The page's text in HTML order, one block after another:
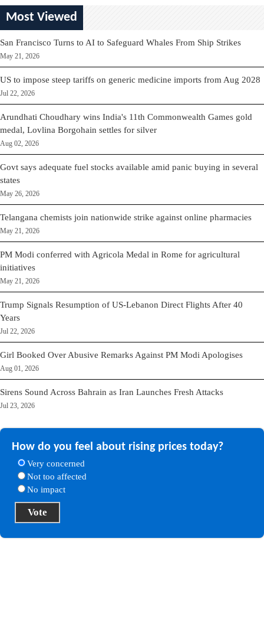
Most Viewed
San Francisco Turns to AI to Safeguard Whales From Ship Strikes
May 21, 2026
US to impose steep tariffs on generic medicine imports from Aug 2028
Jul 22, 2026
Arundhati Choudhary wins India's 11th Commonwealth Games gold
medal, Lovlina Borgohain settles for silver
Aug 02, 2026
Govt says adequate fuel stocks available amid panic buying in several
states
May 26, 2026
Telangana chemists join nationwide strike against online pharmacies
May 21, 2026
PM Modi conferred with Agricola Medal in Rome for agricultural
initiatives
May 21, 2026
Trump Signals Resumption of US-Lebanon Direct Flights After 40
Years
Jul 22, 2026
Girl Booked Over Abusive Remarks Against PM Modi Apologises
Aug 01, 2026
Sirens Sound Across Bahrain as Iran Launches Fresh Attacks
Jul 23, 2026
How do you feel about rising prices today?
Very concerned
Not too affected
No impact